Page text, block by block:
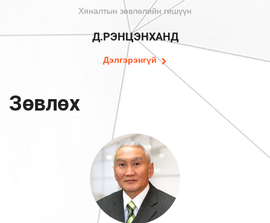
Хяналтын зөвлөлийн гишүүн
Д.РЭНЦЭНХАНД
Дэлгэрэнгүй
Зөвлөх